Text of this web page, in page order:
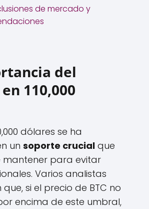
de mercado y
del
110,000
dólares se ha
un soporte crucial que
mantener para evitar
Varios analistas
si el precio de BTC no
encima de este umbral,